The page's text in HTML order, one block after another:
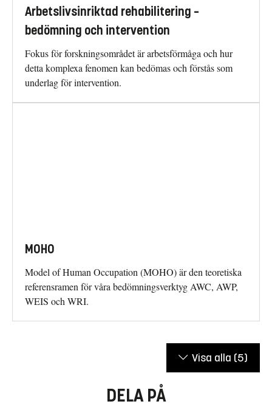
Arbetslivsinriktad rehabilitering –
bedömning och intervention
Fokus för forskningsområdet är arbetsförmåga och hur
detta komplexa fenomen kan bedömas och förstås som
underlag för intervention.
MOHO
Model of Human Occupation (MOHO) är den teoretiska
referensramen för våra bedömningsverktyg AWC, AWP,
WEIS och WRI.
Visa alla (5)
DELA PÅ